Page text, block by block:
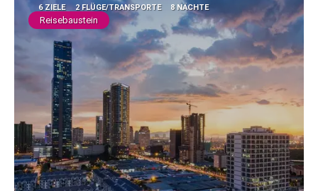
6 ZIELE 2 FLÜGE/TRANSPORTE 8 NÄCHTE
Reisebaustein